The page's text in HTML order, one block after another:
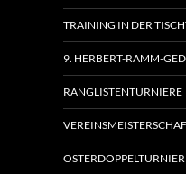
TRAINING IN DER
9. HERBERT-RAMM-
RANGLISTENTURNIERE
OSTERDOPPELTURNIER